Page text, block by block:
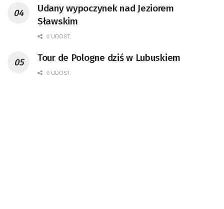
Udany wypoczynek nad Jeziorem
Sławskim
0 UDOST.
Tour de Pologne dziś w Lubuskiem
0 UDOST.